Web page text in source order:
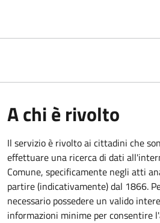
A chi è rivolto
Il servizio è rivolto ai cittadini che
effettuare una ricerca di dati
Comune, specificamente negli atti
partire (indicativamente) dal 1866.
necessario possedere un valido
informazioni minime per consentire